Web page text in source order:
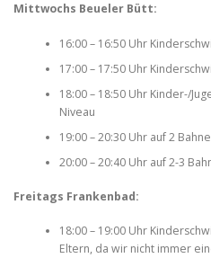
Mittwochs Beueler Bütt:
16:00 – 16:50 Uhr
17:00 – 17:50 Uhr
18:00 – 18:50 Uhr Kinder-/
Niveau
19:00 – 20:30 Uhr auf 2
20:00 – 20:40 Uhr auf 2-3
Freitags Frankenbad:
18:00 – 19:00 Uhr
Eltern, da wir nicht immer